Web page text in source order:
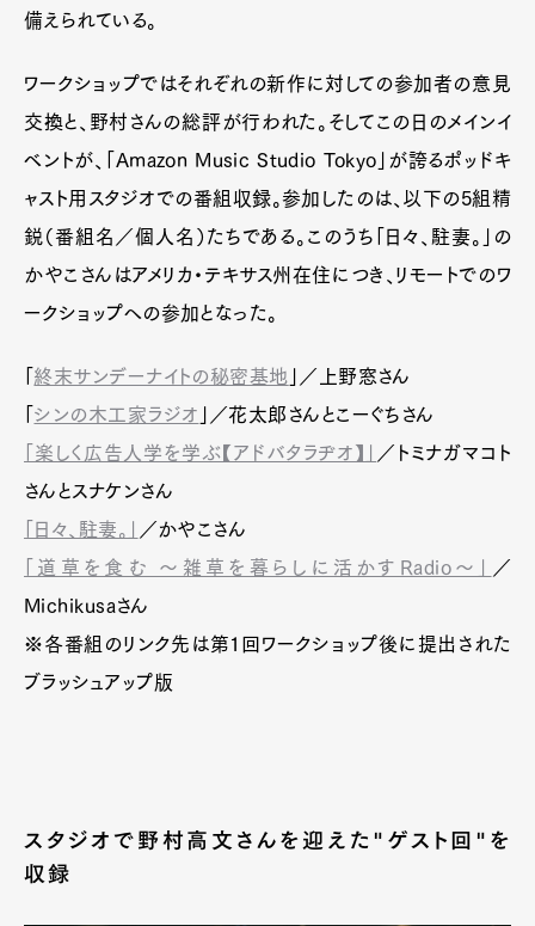
備えられている。
ワークショップではそれぞれの新作に対しての参加者の意見
交換と、野村さんの総評が行われた。そしてこの日のメインイ
ベントが、「Amazon Music Studio Tokyo」が誇るポッドキ
ャスト用スタジオでの番組収録。参加したのは、以下の5組精
鋭（番組名／個人名）たちである。このうち「日々、駐妻。」の
かやこさんはアメリカ・テキサス州在住につき、リモートでのワ
ークショップへの参加となった。
終末サンデーナイトの秘密基地
」／上野窓さん
シンの木工家ラジオ 」／花太郎さんとこーぐちさん
「楽しく広告人学を学ぶ【アドバタラヂオ】」
／トミナガマコト
さんとスナケンさん
「日々、駐妻。」
／かやこさん
「道草を食む 〜雑草を暮らしに活かすRadio〜」
／
Michikusaさん
※各番組のリンク先は第1回ワークショップ後に提出された
ブラッシュアップ版
スタジオで野村高文さんを迎えた"ゲスト回"を
収録